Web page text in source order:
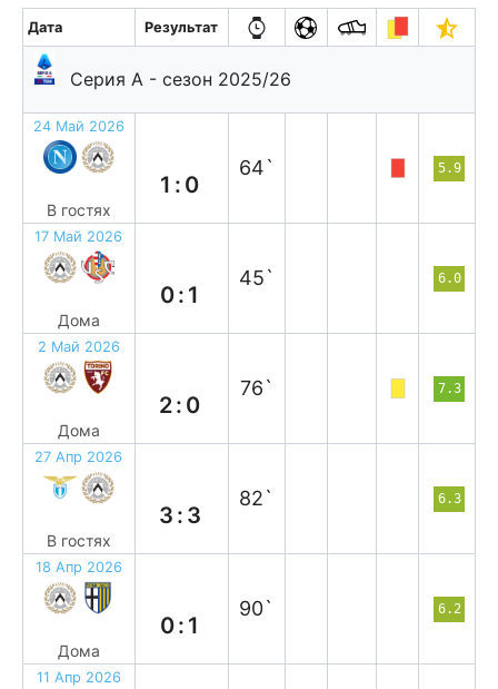
Дата Результат
Серия А - сезон 2025/26
24 Май 2026
В гостях
1:0
64` 5.9
17 Май 2026
Дома
0:1
45` 6.0
2 Май 2026
Дома
2:0
76` 7.3
27 Апр 2026
В гостях
3:3
82` 6.3
18 Апр 2026
Дома
0:1
90` 6.2
11 Апр 2026